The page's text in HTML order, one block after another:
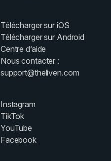
Télécharger sur iOS
Télécharger sur Android
Centre d’aide
Nous contacter :
support@theliven.com
Instagram
TikTok
YouTube
Facebook